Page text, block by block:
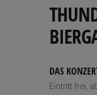
DAS
Eintritt frei,